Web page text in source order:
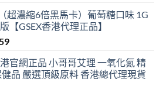
超濃縮6倍黑馬卡）葡萄糖口味 1G
【GSEX香港代理正品】
Price
$759
through
官網正品 小哥哥艾理 一氧化氮 精
品 嚴選頂級原料 香港總代理現貨